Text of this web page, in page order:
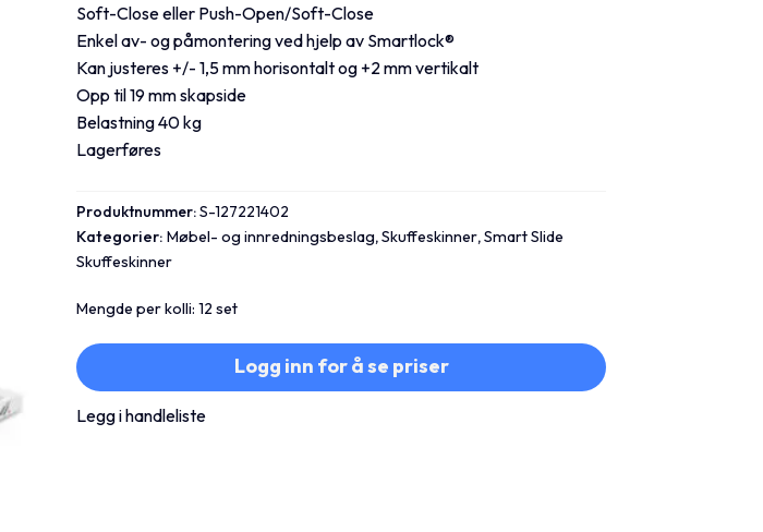
Soft-Close eller Push-Open/Soft-Close
Enkel av- og påmontering ved hjelp av Smartlock®
Kan justeres +/- 1,5 mm horisontalt og +2 mm vertikalt
Opp til 19 mm skapside
Belastning 40 kg
Lagerføres
Produktnummer:S-127221402
Kategorier:Møbel- og innredningsbeslag,Skuffeskinner,Smart Slide
Skuffeskinner
Mengde per kolli: 12 set
Logg inn for å se priser
Legg i handleliste